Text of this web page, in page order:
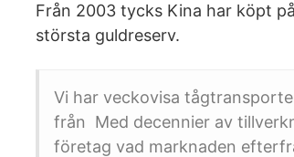
Från 2003 tycks Kina har köpt
största guldreserv.
Vi har veckovisa
från Med decennier av
företag vad marknaden